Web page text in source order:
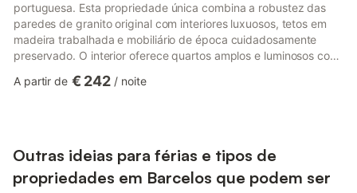
portuguesa. Esta propriedade única combina a robustez das
paredes de granito original com interiores luxuosos, tetos em
madeira trabalhada e mobiliário de época cuidadosamente
preservado. O interior oferece quartos amplos e luminosos com
majestosas com lareiras em pedra e azulejos tradicionais que
A partir de € 242 / noite
Outras ideias para férias e tipos de
propriedades em Barcelos que podem ser